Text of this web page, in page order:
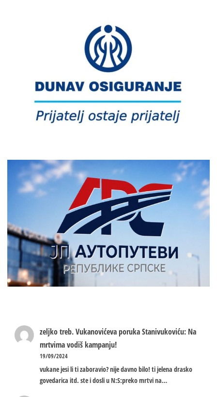
zeljko treb.Vukanovićeva poruka Stanivukoviću: Na
mrtvima vodiš kampanju!
19/09/2024
vukane jesi li ti zaboravio? nije davno bilo! ti jelena drasko
govedarica itd. ste i dosli u N:S:preko mrtvi na…